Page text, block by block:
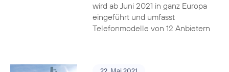
wird ab Juni 2021 in ganz Europa
eingeführt und umfasst
Telefonmodelle von 12 Anbietern